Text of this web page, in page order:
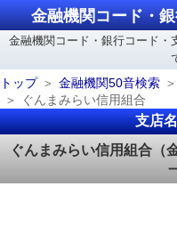
金融機関コード・
金融機関コード・銀行コード・
トップ
金融機関50音検索
ぐんまみらい信用組合
支店
ぐんまみらい信用組合（